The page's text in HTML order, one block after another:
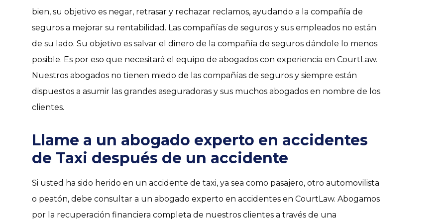
bien, su objetivo es negar, retrasar y rechazar reclamos, ayudando a la compañía de
seguros a mejorar su rentabilidad. Las compañías de seguros y sus empleados no están
de su lado. Su objetivo es salvar el dinero de la compañía de seguros dándole lo menos
posible. Es por eso que necesitará el equipo de abogados con experiencia en CourtLaw.
Nuestros abogados no tienen miedo de las compañías de seguros y siempre están
dispuestos a asumir las grandes aseguradoras y sus muchos abogados en nombre de los
clientes.
Llame a un abogado experto en accidentes
de Taxi después de un accidente
Si usted ha sido herido en un accidente de taxi, ya sea como pasajero, otro automovilista
o peatón, debe consultar a un abogado experto en accidentes en CourtLaw. Abogamos
por la recuperación financiera completa de nuestros clientes a través de una